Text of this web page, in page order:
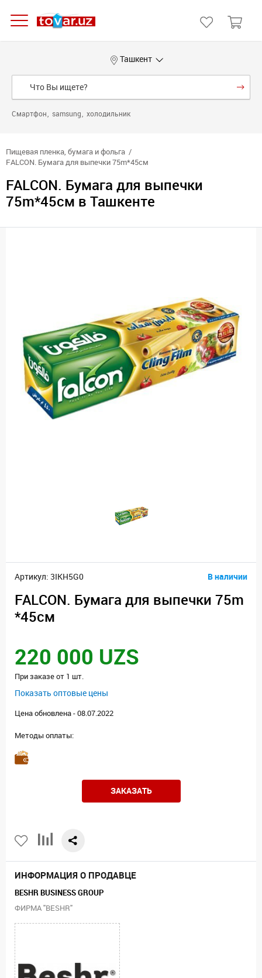
Ташкент
Смартфон samsung холодильник
Пищевая пленка, бумага и фольга
FALCON. Бумага для выпечки 75m*45см
FALCON. Бумага для выпечки
75m*45см в Ташкенте
Артикул: 3IKH5G0 В наличии
FALCON. Бумага для выпечки 75m
*45см
220 000 UZS
При заказе от 1 шт.
Показать оптовые цены
Цена обновлена - 08.07.2022
Методы оплаты:
ЗАКАЗАТЬ
ИНФОРМАЦИЯ О ПРОДАВЦЕ
BESHR BUSINESS GROUP
ФИРМА "BESHR"